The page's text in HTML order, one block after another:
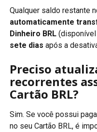
Qualquer saldo restante
automaticamente
Dinheiro BRL (disponível
sete dias após a
Preciso
recorrentes
Cartão BRL?
Sim. Se você possui
no seu Cartão BRL, é